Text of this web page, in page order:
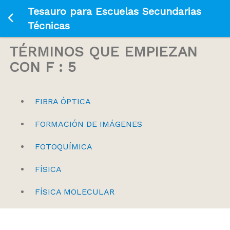
Ir a la página principal
Tesauro para Escuelas Secundarias
Técnicas
TÉRMINOS QUE EMPIEZAN
CON F : 5
FIBRA ÓPTICA
FORMACIÓN DE IMÁGENES
FOTOQUÍMICA
FÍSICA
FÍSICA MOLECULAR